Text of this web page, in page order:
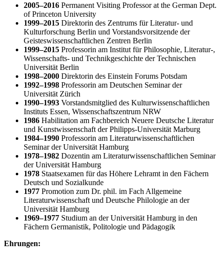
2005–2016 Permanent Visiting Professor at the German Dept.
of Princeton University
1999–2015 Direktorin des Zentrums für Literatur- und
Kulturforschung Berlin und Vorstandsvorsitzende der
Geisteswissenschaftlichen Zentren Berlin
1999–2015 Professorin am Institut für Philosophie, Literatur-,
Wissenschafts- und Technikgeschichte der Technischen
Universität Berlin
1998–2000 Direktorin des Einstein Forums Potsdam
1992–1998 Professorin am Deutschen Seminar der
Universität Zürich
1990–1993 Vorstandsmitglied des Kulturwissenschaftlichen
Instituts Essen, Wissenschaftszentrum NRW
1986 Habilitation am Fachbereich Neuere Deutsche Literatur
und Kunstwissenschaft der Philipps-Universität Marburg
1984–1990 Professorin am Literaturwissenschaftlichen
Seminar der Universität Hamburg
1978–1982 Dozentin am Literaturwissenschaftlichen Seminar
der Universität Hamburg
1978 Staatsexamen für das Höhere Lehramt in den Fächern
Deutsch und Sozialkunde
1977 Promotion zum Dr. phil. im Fach Allgemeine
Literaturwissenschaft und Deutsche Philologie an der
Universität Hamburg
1969–1977 Studium an der Universität Hamburg in den
Fächern Germanistik, Politologie und Pädagogik
Ehrungen: